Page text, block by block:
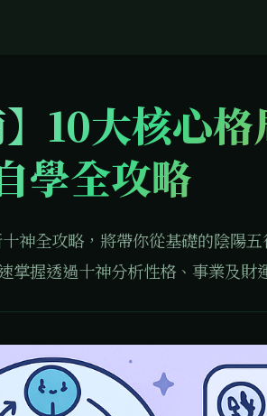
10大核心
學全攻略
神全攻略，將帶你從基礎的陰陽
握透過十神分析性格、事業及財